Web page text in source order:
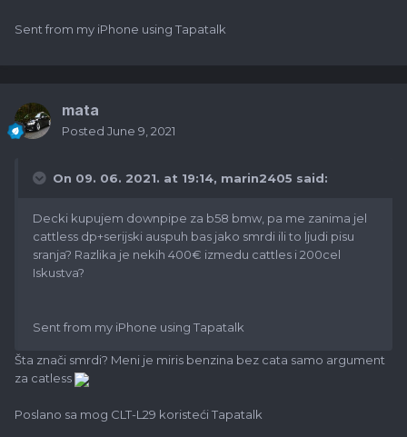
Sent from my iPhone using Tapatalk
mata
Posted June 9, 2021
On 09. 06. 2021. at 19:14, marin2405 said:
Decki kupujem downpipe za b58 bmw, pa me zanima jel
cattless dp+serijski auspuh bas jako smrdi ili to ljudi pisu
sranja? Razlika je nekih 400€ izmedu cattles i 200cel
Iskustva?
Sent from my iPhone using Tapatalk
Šta znači smrdi? Meni je miris benzina bez cata samo argument
za catless
Poslano sa mog CLT-L29 koristeći Tapatalk